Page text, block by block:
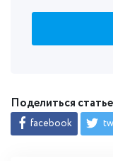
Поделиться
facebook